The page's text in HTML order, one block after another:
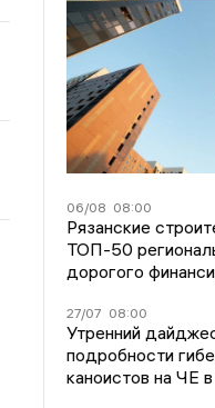
06/08 08:00
Рязанские
ТОП-50
дорогого
27/07 08:00
Утренний
подробности
каноистов на ЧЕ